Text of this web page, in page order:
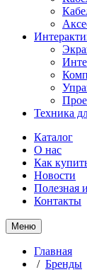
Техника
Каталог
О нас
Как
Новости
Полезная
Контакты
Меню
Главная
/ Бренды